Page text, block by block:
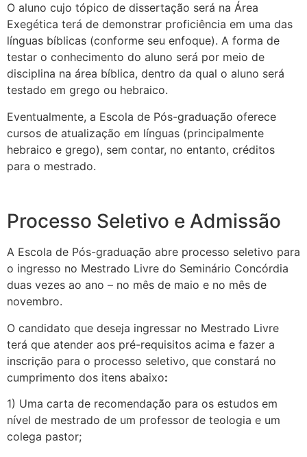
O aluno cujo tópico de dissertação será na Área
Exegética terá de demonstrar proficiência em uma das
línguas bíblicas (conforme seu enfoque). A forma de
testar o conhecimento do aluno será por meio de
disciplina na área bíblica, dentro da qual o aluno será
testado em grego ou hebraico.
Eventualmente, a Escola de Pós-graduação oferece
cursos de atualização em línguas (principalmente
hebraico e grego), sem contar, no entanto, créditos
para o mestrado.
Processo Seletivo e Admissão
A Escola de Pós-graduação abre processo seletivo para
o ingresso no Mestrado Livre do Seminário Concórdia
duas vezes ao ano – no mês de maio e no mês de
novembro.
O candidato que deseja ingressar no Mestrado Livre
terá que atender aos pré-requisitos acima e fazer a
inscrição para o processo seletivo, que constará no
cumprimento dos itens abaixo:
1) Uma carta de recomendação para os estudos em
nível de mestrado de um professor de teologia e um
colega pastor;